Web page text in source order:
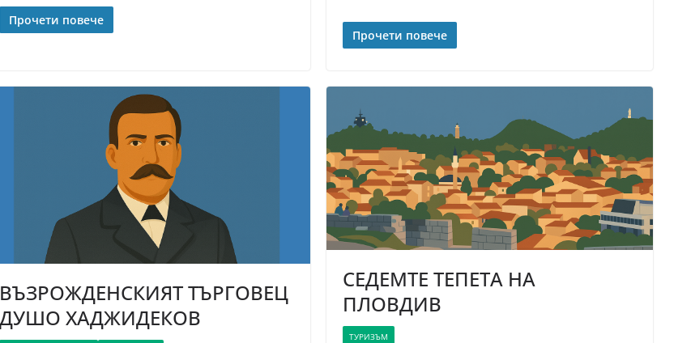
Прочети повече
Прочети повече
ВЪЗРОЖДЕНСКИЯT ТЪРГОВЕЦ
ДУШО ХАДЖИДЕКОВ
СЕДЕМТЕ ТЕПЕТА НА
ПЛОВДИВ
ТУРИЗЪМ